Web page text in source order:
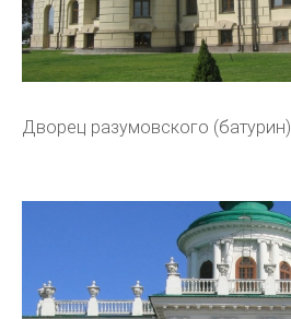
Дворец разумовского (батурин)